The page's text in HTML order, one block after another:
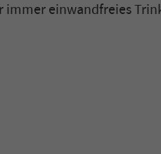
immer einwandfreies